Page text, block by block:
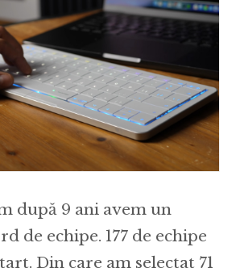
după 9 ani avem un
de echipe. 177 de echipe
Din care am selectat 71